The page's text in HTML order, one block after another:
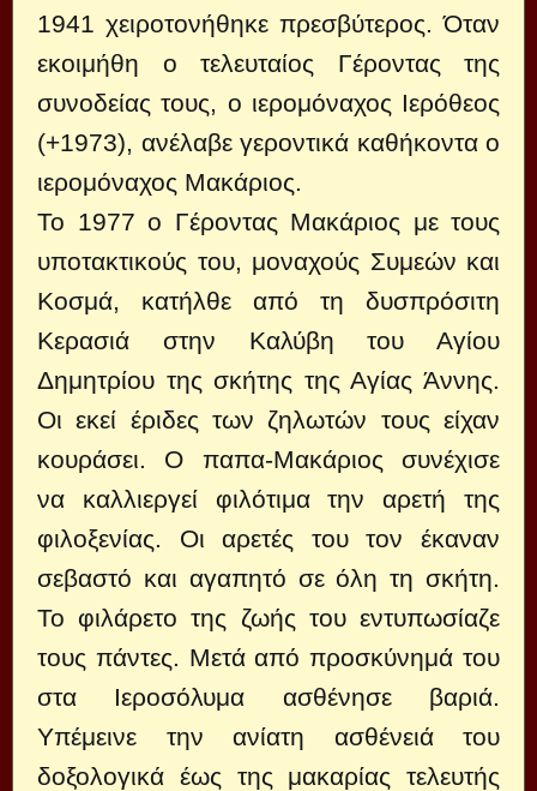
1941 χειροτονήθηκε πρεσβύτερος. Όταν
εκοιμήθη ο τελευταίος Γέρο­ντας της
συνοδείας τους, ο ιερομόναχος Ιερόθεος
(+1973), ανέλαβε γεροντικά καθήκοντα ο
ιερομόναχος Μακάριος.
Το 1977 ο Γέροντας Μακάριος με τους
υποτακτικούς του, μοναχούς Συμεών και
Κοσμά, κατήλθε από τη δυσπρόσιτη
Κερασιά στην Καλύβη του Αγίου
Δημητρίου της σκήτης της Αγίας Άννης.
Οι εκεί έριδες των ζηλωτών τους είχαν
κουράσει. Ο παπα-Μακάριος συνέχισε
να καλ­λιεργεί φιλότιμα την αρετή της
φιλοξενίας. Οι αρετές του τον έκα­ναν
σεβαστό και αγαπητό σε όλη τη σκήτη.
Το φιλάρετο της ζωής του εντυπωσίαζε
τους πάντες. Μετά από προσκύνημά του
στα Ιεροσόλυμα ασθένησε βαριά.
Υπέμεινε την ανίατη ασθένειά του
δοξολογικά έως της μακαρίας τελευτής